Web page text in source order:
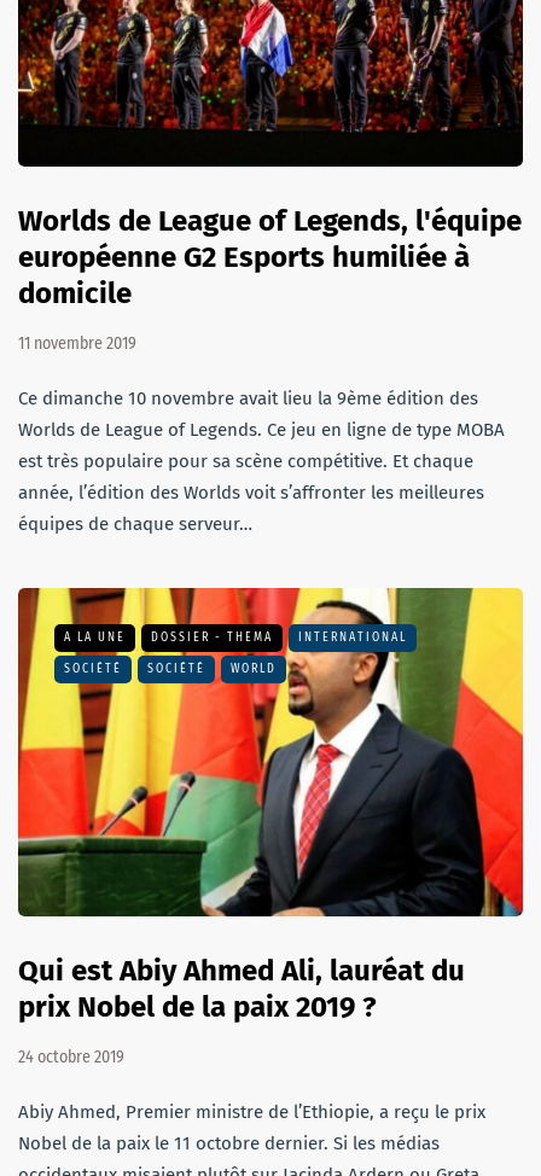
Worlds de League of Legends, l'équipe
européenne G2 Esports humiliée à
domicile
11 novembre 2019
Ce dimanche 10 novembre avait lieu la 9ème édition des
Worlds de League of Legends. Ce jeu en ligne de type MOBA
est très populaire pour sa scène compétitive. Et chaque
année, l’édition des Worlds voit s’affronter les meilleures
équipes de chaque serveur…
A LA UNE DOSSIER - THEMA INTERNATIONAL
SOCIÉTÉ SOCIÉTÉ WORLD
Qui est Abiy Ahmed Ali, lauréat du
prix Nobel de la paix 2019 ?
24 octobre 2019
Abiy Ahmed, Premier ministre de l’Ethiopie, a reçu le prix
Nobel de la paix le 11 octobre dernier. Si les médias